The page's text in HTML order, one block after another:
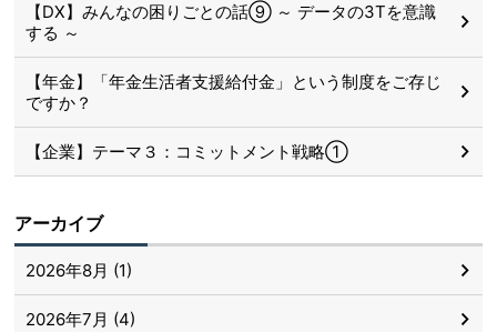
【DX】みんなの困りごとの話⑨ ～ データの3Tを意識
する ～
【年金】「年金生活者支援給付金」という制度をご存じ
ですか？
【企業】テーマ３：コミットメント戦略①
アーカイブ
2026年8月 (1)
2026年7月 (4)